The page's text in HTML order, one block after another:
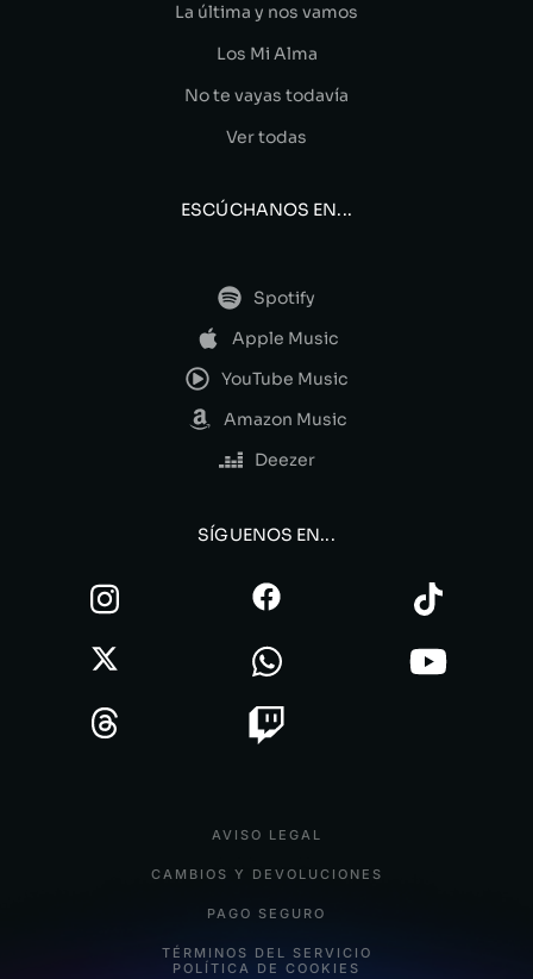
La última y nos vamos
Los Mi Alma
No te vayas todavía
Ver todas
ESCÚCHANOS EN...
Spotify
Apple Music
YouTube Music
Amazon Music
Deezer
SÍGUENOS EN...
AVISO LEGAL
CAMBIOS Y DEVOLUCIONES
PAGO SEGURO
TÉRMINOS DEL SERVICIO
POLÍTICA DE COOKIES